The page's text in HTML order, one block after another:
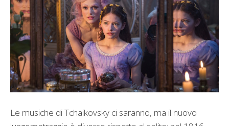
Le musiche di Tchaikovsky ci saranno, ma il nuovo